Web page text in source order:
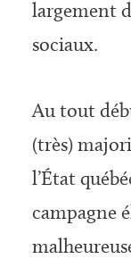
largement
sociaux.
Au tout
(très)
l’État
campagne